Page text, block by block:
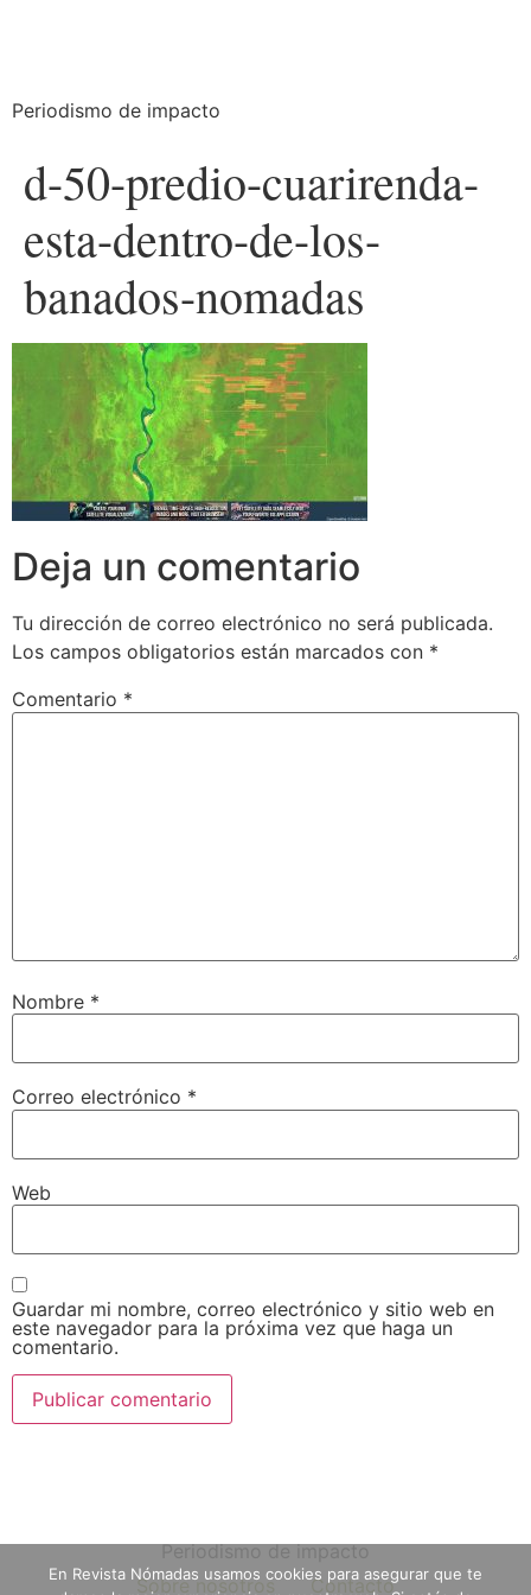
Periodismo de impacto
d-50-predio-cuarirenda-
esta-dentro-de-los-
banados-nomadas
Deja un comentario
Tu dirección de correo electrónico no será publicada.
Los campos obligatorios están marcados con *
Comentario *
Nombre *
Correo electrónico *
Web
Guardar mi nombre, correo electrónico y sitio web en
este navegador para la próxima vez que haga un
comentario.
Periodismo de impacto
Sobre nosotros
Contacto
En Revista Nómadas usamos cookies para asegurar que te